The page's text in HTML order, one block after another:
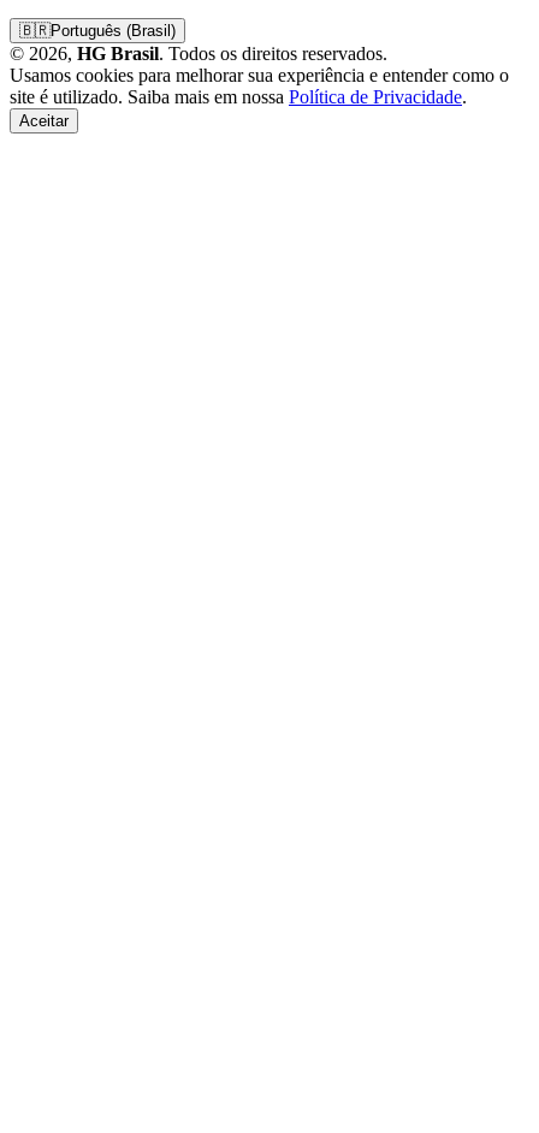
🇧🇷Português (Brasil)
© 2026, HG Brasil. Todos os direitos reservados.
Usamos cookies para melhorar sua experiência e entender como o
site é utilizado. Saiba mais em nossa Política de Privacidade.
Aceitar